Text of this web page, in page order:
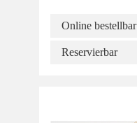
Online bestellbar
Reservierbar